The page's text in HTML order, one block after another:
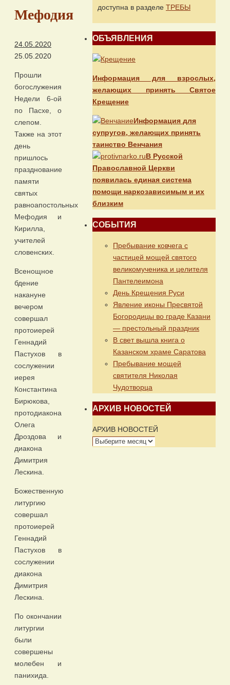
Мефодия
24.05.2020
25.05.2020
Прошли
богослужения
Недели 6-ой
по Пасхе, о
слепом.
Также на этот
день
пришлось
празднование
памяти
святых
равноапостольных
Мефодия и
Кирилла,
учителей
словенских.
Всенощное
бдение
накануне
вечером
совершал
протоиерей
Геннадий
Пастухов в
сослужении
иерея
Константина
Бирюкова,
протодиакона
Олега
Дроздова и
диакона
Димитрия
Лескина.
Божественную
литургию
совершал
протоиерей
Геннадий
Пастухов в
сослужении
диакона
Димитрия
Лескина.
По окончании
литургии
были
совершены
молебен и
панихида.
доступна в разделе ТРЕБЫ
ОБЪЯВЛЕНИЯ
Информация для взрослых,
желающих принять Святое
Крещение
Информация для
супругов, желающих принять
таинство Венчания
В Русской
Православной Церкви
появилась единая система
помощи наркозависимым и их
близким
СОБЫТИЯ
Пребывание ковчега с
частицей мощей святого
великомученика и целителя
Пантелеимона
День Крещения Руси
Явление иконы Пресвятой
Богородицы во граде Казани
— престольный праздник
В свет вышла книга о
Казанском храме Саратова
Пребывание мощей
святителя Николая
Чудотворца
АРХИВ НОВОСТЕЙ
АРХИВ НОВОСТЕЙ